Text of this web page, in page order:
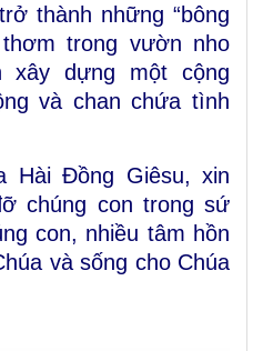
thành những “bông
trong vườn nho
xây dựng một cộng
và chan chứa tình
Hài Đồng Giêsu, xin
chúng con trong sứ
con, nhiều tâm hồn
và sống cho Chúa